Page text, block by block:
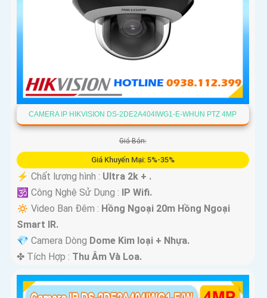
CAMERA IP HIKVISION DS-2DE2A404IWG1-E-WHUN PTZ 4MP
Giá Bán:
Giá Khuyến Mại: 5%-35%
️⚡ Chất lượng hình : Ultra 2k + .
🕉️ Công Nghệ Sử Dụng : IP Wifi.
🔅 Video Ban Đêm : Hồng Ngoại 20m Hồng Ngoại
Smart IR.
💎 Camera Dòng Dome Kim loại + Nhựa.
️✤ Tích Hợp : Thu Âm Và Loa.